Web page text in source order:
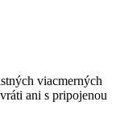
viacmerných
ani s pripojenou